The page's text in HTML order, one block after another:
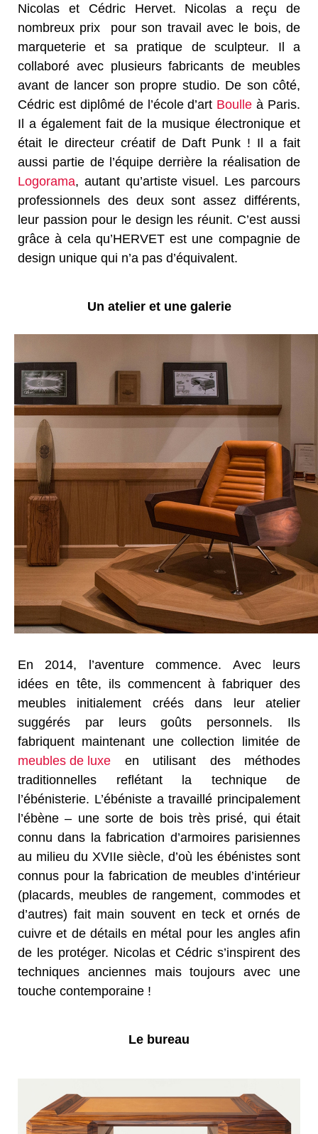
Nicolas et Cédric Hervet. Nicolas a reçu de
nombreux prix pour son travail avec le bois, de
marqueterie et sa pratique de sculpteur. Il a
collaboré avec plusieurs fabricants de meubles
avant de lancer son propre studio. De son côté,
Cédric est diplômé de l’école d’art Boulle à Paris.
Il a également fait de la musique électronique et
était le directeur créatif de Daft Punk ! Il a fait
aussi partie de l’équipe derrière la réalisation de
Logorama, autant qu’artiste visuel. Les parcours
professionnels des deux sont assez différents,
leur passion pour le design les réunit. C’est aussi
grâce à cela qu’HERVET est une compagnie de
design unique qui n’a pas d’équivalent.
Un atelier et une galerie
En 2014, l’aventure commence. Avec leurs
idées en tête, ils commencent à fabriquer des
meubles initialement créés dans leur atelier
suggérés par leurs goûts personnels. Ils
fabriquent maintenant une collection limitée de
meubles de luxe en utilisant des méthodes
traditionnelles reflétant la technique de
l’ébénisterie. L’ébéniste a travaillé principalement
l’ébène – une sorte de bois très prisé, qui était
connu dans la fabrication d’armoires parisiennes
au milieu du XVIIe siècle, d’où les ébénistes sont
connus pour la fabrication de meubles d’intérieur
(placards, meubles de rangement, commodes et
d’autres) fait main souvent en teck et ornés de
cuivre et de détails en métal pour les angles afin
de les protéger. Nicolas et Cédric s’inspirent des
techniques anciennes mais toujours avec une
touche contemporaine !
Le bureau